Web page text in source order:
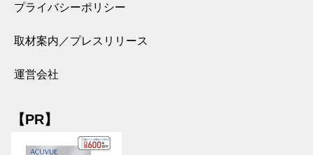
プライバシーポリシー
取材案内／プレスリリース
運営会社
【PR】